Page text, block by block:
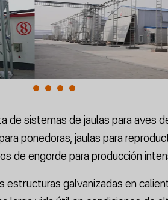
de sistemas de jaulas para aves
ponedoras, jaulas para
de engorde para producción
estructuras galvanizadas en